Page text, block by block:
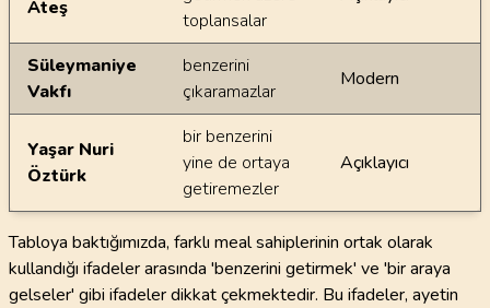
Ateş
toplansalar
Süleymaniye
Vakfı
benzerini
çıkaramazlar
Modern
Yaşar Nuri
Öztürk
bir benzerini
yine de ortaya
getiremezler
Açıklayıcı
Tabloya baktığımızda, farklı meal sahiplerinin ortak olarak
kullandığı ifadeler arasında 'benzerini getirmek' ve 'bir araya
gelseler' gibi ifadeler dikkat çekmektedir. Bu ifadeler, ayetin